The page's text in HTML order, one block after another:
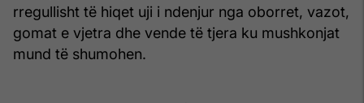
rregullisht të hiqet uji i ndenjur nga oborret, vazot,
gomat e vjetra dhe vende të tjera ku mushkonjat
mund të shumohen.